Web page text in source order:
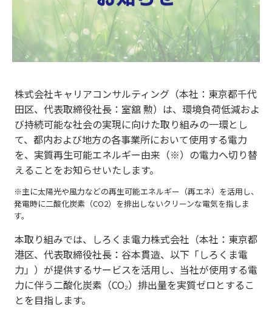
株式会社キャリアコンサルティング（本社：東京都千代
田区、代表取締役社長：室舘 勲）は、環境負荷低減およ
び持続可能な社会の実現に向けた取り組みの一環とし
て、都内および地方の各事業所において使用する電力
を、実質再生可能エネルギー由来（※）の電力へ切り替
えることをお知らせいたします。
※主に太陽光や風力などの再生可能エネルギー（再エネ）を活用し、
発電時に二酸化炭素（CO2）を排出しないクリーンな電気を指しま
す。
本取り組みでは、しろくま電力株式会社（本社：東京都
港区、代表取締役社長：谷本貫造、以下「しろくま電
力」）が提供するサービスを活用し、当社が使用する電
力に伴う二酸化炭素（CO₂）排出量を実質ゼロとするこ
とを目指します。